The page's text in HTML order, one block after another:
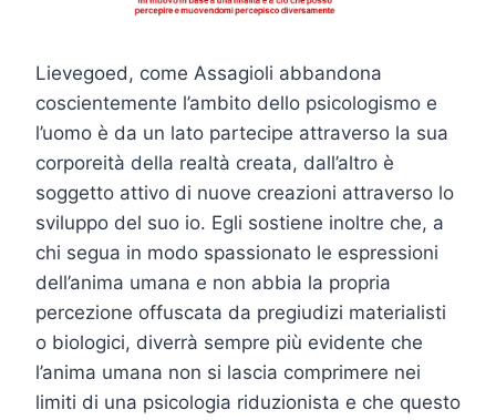
Lievegoed, come Assagioli abbandona
coscientemente l’ambito dello psicologismo e
l’uomo è da un lato partecipe attraverso la sua
corporeità della realtà creata, dall’altro è
soggetto attivo di nuove creazioni attraverso lo
sviluppo del suo io. Egli sostiene inoltre che, a
chi segua in modo spassionato le espressioni
dell’anima umana e non abbia la propria
percezione offuscata da pregiudizi materialisti
o biologici, diverrà sempre più evidente che
l’anima umana non si lascia comprimere nei
limiti di una psicologia riduzionista e che questo